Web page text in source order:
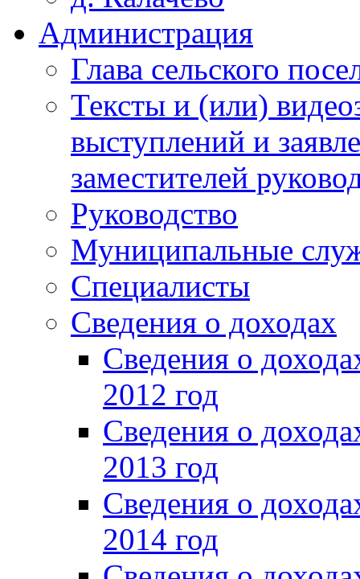
Администрация
Глава сельского
Тексты и (или)
выступлений и
заместителей
Руководство
Муниципальные
Специалисты
Сведения о доходах
Сведения о
2012 год
Сведения о
2013 год
Сведения о
2014 год